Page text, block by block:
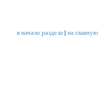
в начало раздела| на главную